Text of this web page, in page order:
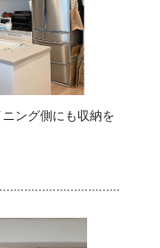
ング側にも収納を